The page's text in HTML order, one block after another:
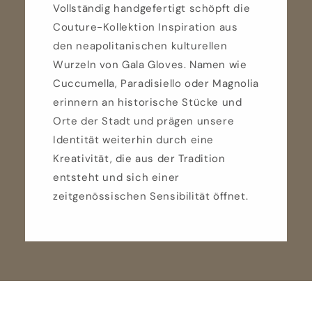
Vollständig handgefertigt schöpft die
Couture-Kollektion Inspiration aus
den neapolitanischen kulturellen
Wurzeln von Gala Gloves. Namen wie
Cuccumella, Paradisiello oder Magnolia
erinnern an historische Stücke und
Orte der Stadt und prägen unsere
Identität weiterhin durch eine
Kreativität, die aus der Tradition
entsteht und sich einer
zeitgenössischen Sensibilität öffnet.